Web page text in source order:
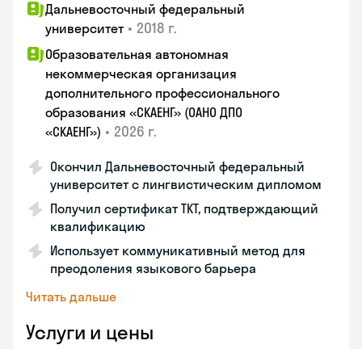
Дальневосточный федеральный
университет • 2018 г.
Образовательная автономная
некоммерческая организация
дополнительного профессионального
образования «СКАЕНГ» (ОАНО ДПО
«СКАЕНГ») • 2026 г.
Окончил Дальневосточный федеральный
университет с лингвистическим дипломом
Получил сертификат TKT, подтверждающий
квалификацию
Использует коммуникативный метод для
преодоления языкового барьера
Читать дальше
Услуги и цены